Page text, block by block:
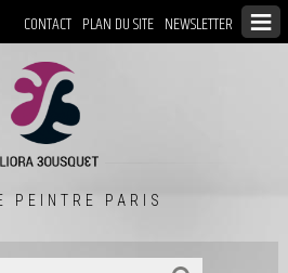
CONTACT PLAN DU SITE NEWSLETTER
PEINTRE PARIS